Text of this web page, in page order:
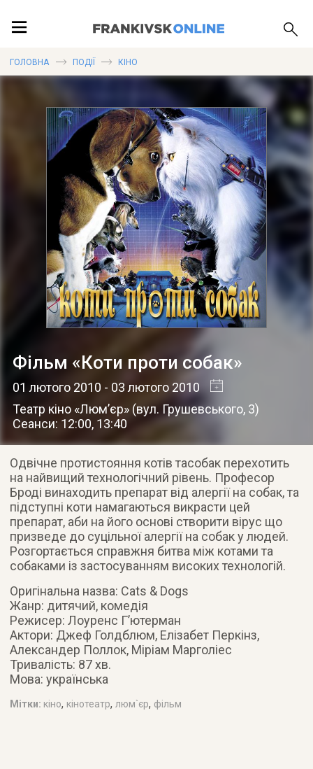
ЛОКАЦІЇ
ПУБЛІКАЦІЇ
ГОЛОВНА ПОДІЇ КІНО
Фільм «Коти проти собак»
01 лютого 2010 - 03 лютого 2010
Театр кіно «Люм’єр» (вул. Грушевського, 3)
Сеанси: 12:00, 13:40
Одвічне протистояння котів тасобак перехотить
на найвищий технологічний рівень. Професор
Броді винаходить препарат від алергії на собак, та
підступні коти намагаються викрасти цей
препарат, аби на його основі створити вірус що
призведе до суцільної алергії на собак у людей.
Розгортається справжня битва між котами та
собаками із застосуванням високих технологій.
Оригінальна назва: Cats & Dogs
Жанр: дитячий, комедія
Режисер: Лоуренс Г’ютерман
Актори: Джеф Голдблюм, Елізабет Перкінз,
Александер Поллок, Міріам Марголіес
Тривалість: 87 хв.
Мова: українська
Мітки: кіно, кінотеатр, люм`єр, фільм